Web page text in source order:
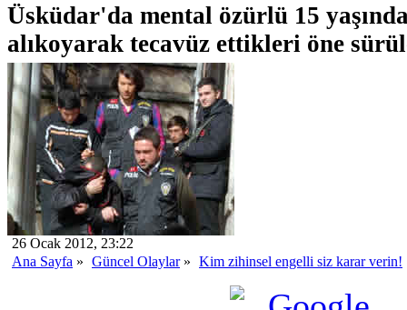
Üsküdar'da mental özürlü 15
alıkoyarak tecavüz ettikleri öne
26 Ocak 2012, 23:22
Ana Sayfa » Güncel Olaylar» Kim zihinsel engelli siz karar verin!